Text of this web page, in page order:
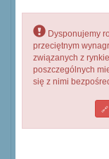
Dysponujemy
przeciętnym
związanych z
poszczególnych
się z nimi